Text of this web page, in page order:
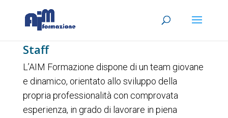
Staff
L’AIM Formazione dispone di un team giovane
e dinamico, orientato allo sviluppo della
propria professionalità con comprovata
esperienza, in grado di lavorare in piena